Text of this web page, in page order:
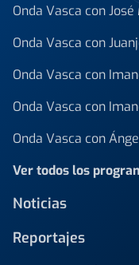
Onda Vasca con
Onda Vasca con
Onda Vasca con
Onda Vasca con
Onda Vasca con
Ver todos los
Noticias
Reportajes